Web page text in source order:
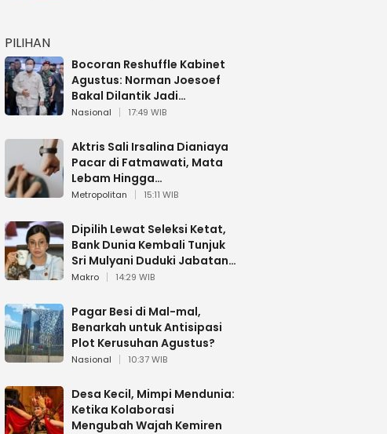
PILIHAN
Bocoran Reshuffle Kabinet
Agustus: Norman Joesoef
Bakal Dilantik Jadi
Wamenhan RI
Nasional 17:49 WIB
Aktris Sali Irsalina Dianiaya
Pacar di Fatmawati, Mata
Lebam Hingga
Diselamatkan Polantas
Metropolitan 15:11 WIB
Dipilih Lewat Seleksi Ketat,
Bank Dunia Kembali Tunjuk
Sri Mulyani Duduki Jabatan
Strategis
Makro 14:29 WIB
Pagar Besi di Mal-mal,
Benarkah untuk Antisipasi
Plot Kerusuhan Agustus?
Nasional 10:37 WIB
Desa Kecil, Mimpi Mendunia:
Ketika Kolaborasi
Mengubah Wajah Kemiren